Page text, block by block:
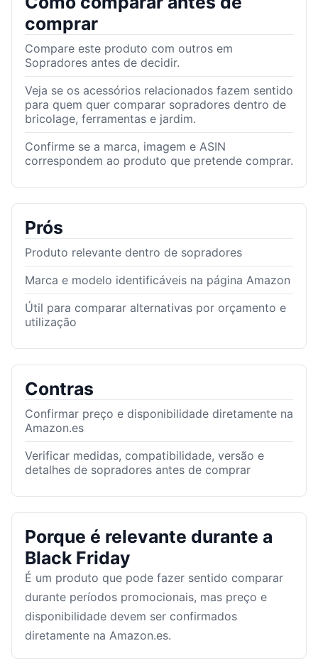
comprar
Compare este produto com outros em
Sopradores antes de decidir.
Veja se os acessórios relacionados fazem sentido
para quem quer comparar sopradores dentro de
bricolage, ferramentas e jardim.
Confirme se a marca, imagem e ASIN
correspondem ao produto que pretende comprar.
Prós
Produto relevante dentro de sopradores
Marca e modelo identificáveis na página Amazon
Útil para comparar alternativas por orçamento e
utilização
Contras
Confirmar preço e disponibilidade diretamente na
Amazon.es
Verificar medidas, compatibilidade, versão e
detalhes de sopradores antes de comprar
Porque é relevante durante a
Black Friday
É um produto que pode fazer sentido comparar
durante períodos promocionais, mas preço e
disponibilidade devem ser confirmados
diretamente na Amazon.es.